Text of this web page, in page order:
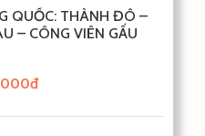
QUỐC: THÀNH ĐÔ –
– CÔNG VIÊN GẤU